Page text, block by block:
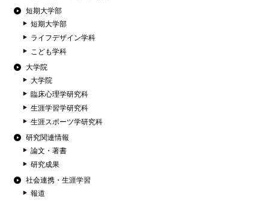
短期大学部
短期大学部
ライフデザイン学科
こども学科
大学院
大学院
臨床心理学研究科
生涯学習学研究科
生涯スポーツ学研究科
研究関連情報
論文・著書
研究成果
社会連携・生涯学習
報道